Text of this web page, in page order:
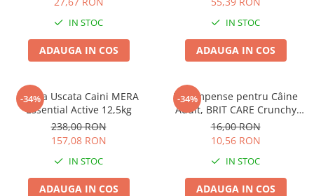
IN STOC
ADAUGA IN COS
IN STOC
ADAUGA IN COS
-34%
Hrana Uscata Caini MERA
Essential Active 12,5kg
238,00 RON
157,08 RON
IN STOC
ADAUGA IN COS
-34%
Recompense pentru Câine
Adult, BRIT CARE Crunchy
Cracker, Insecte, Curcan și
Mere, 200g
16,00 RON
10,56 RON
IN STOC
ADAUGA IN COS